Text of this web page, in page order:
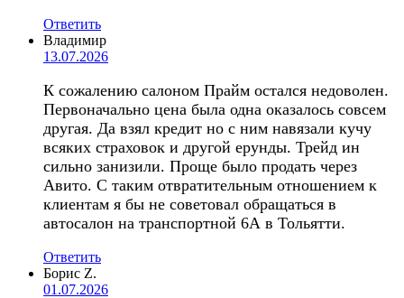
Ответить
Владимир
13.07.2026
К сожалению салоном Прайм остался недоволен.
Первоначально цена была одна оказалось совсем
другая. Да взял кредит но с ним навязали кучу
всяких страховок и другой ерунды. Трейд ин
сильно занизили. Проще было продать через
Авито. С таким отвратительным отношением к
клиентам я бы не советовал обращаться в
автосалон на транспортной 6А в Тольятти.
Ответить
Борис Z.
01.07.2026